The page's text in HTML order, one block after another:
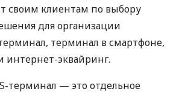
своим клиентам по выбору
для организации
терминал в смартфоне,
интернет-эквайринг.
терминал — это отдельное